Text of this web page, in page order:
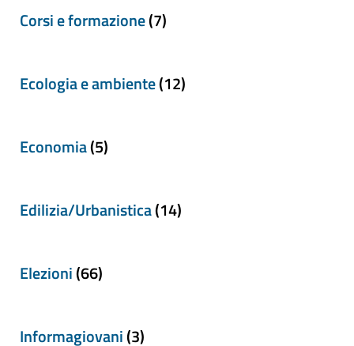
Corsi e formazione(7)
Ecologia e ambiente(12)
Economia(5)
Edilizia/Urbanistica(14)
Elezioni(66)
Informagiovani(3)